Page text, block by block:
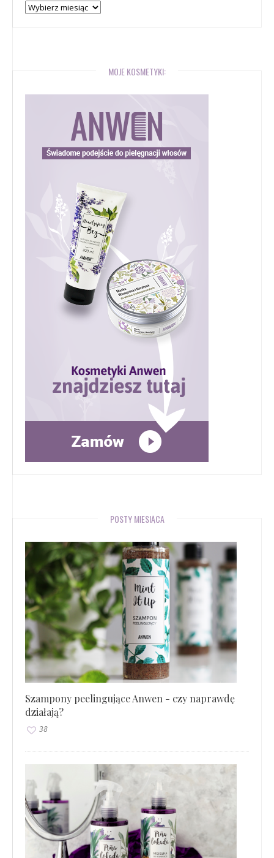
Archiwum
MOJE KOSMETYKI:
POSTY MIESIĄCA
Szampony peelingujące Anwen - czy naprawdę
działają?
38